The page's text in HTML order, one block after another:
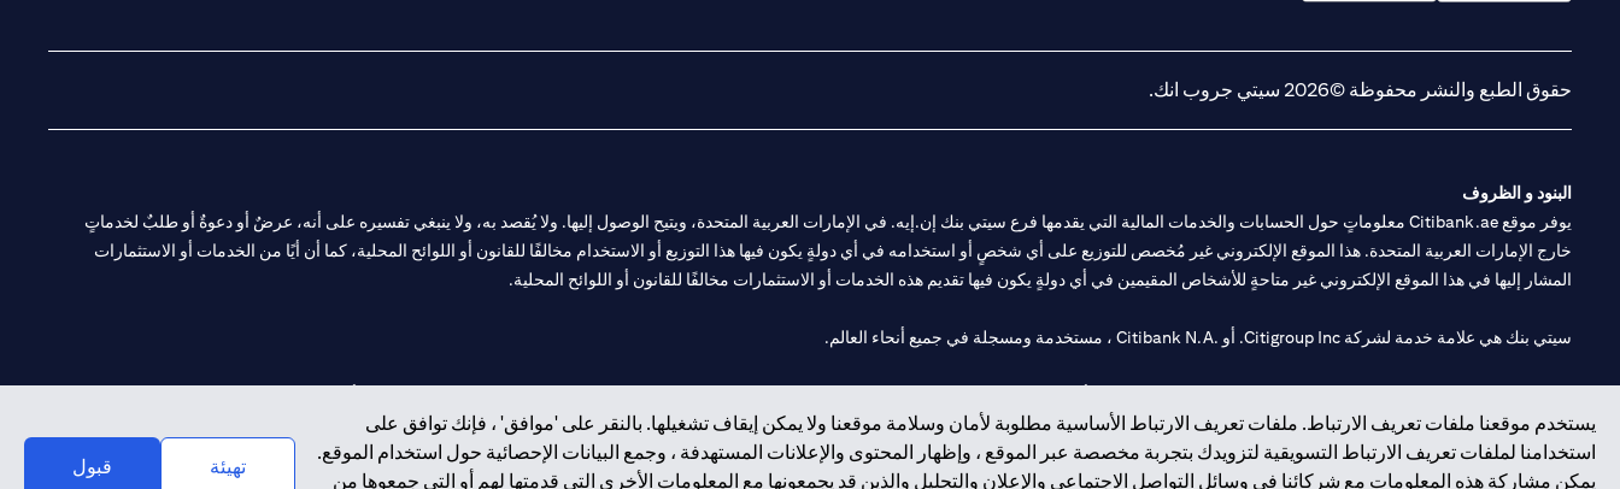
يستخدم موقعنا ملفات تعريف الارتباط. ملفات تعريف الارتباط الأساسية مطلوبة لأمان وسلامة موقعنا ولا يمكن إيقاف تشغيلها. بالنقر على 'موافق' ، فإنك توافق على
استخدامنا لملفات تعريف الارتباط التسويقية لتزويدك بتجربة مخصصة عبر الموقع ، وإظهار المحتوى والإعلانات المستهدفة ، وجمع البيانات الإحصائية حول استخدام الموقع.
يمكن مشاركة هذه المعلومات مع شركائنا في وسائل التواصل الاجتماعي والإعلان والتحليل والذين قد يجمعونها مع المعلومات الأخرى التي قدمتها لهم أو التي جمعوها من
تهيئة قبول
حقوق الطبع والنشر محفوظة ©2026 سيتي جروب انك.
البنود و الظروف
يوفر موقع Citibank.ae معلوماتٍ حول الحسابات والخدمات المالية التي يقدمها فرع سيتي بنك إن.إيه. في الإمارات العربية المتحدة، ويتيح الوصول إليها. ولا يُقصد به، ولا ينبغي تفسيره على أنه، عرضٌ أو دعوةٌ أو طلبٌ لخدماتٍ
خارج الإمارات العربية المتحدة. هذا الموقع الإلكتروني غير مُخصص للتوزيع على أي شخصٍ أو استخدامه في أي دولةٍ يكون فيها هذا التوزيع أو الاستخدام مخالفًا للقانون أو اللوائح المحلية، كما أن أيًا من الخدمات أو الاستثمارات
المشار إليها في هذا الموقع الإلكتروني غير متاحةٍ للأشخاص المقيمين في أي دولةٍ يكون فيها تقديم هذه الخدمات أو الاستثمارات مخالفًا للقانون أو اللوائح المحلية.
سيتي بنك هي علامة خدمة لشركة Citigroup Inc. أو .Citibank N.A ، مستخدمة ومسجلة في جميع أنحاء العالم.
فرع سيتي بنك إن إيه - الإمارات العربية المتحدة مرخص من مصرف الإمارات العربية المتحدة المركزي كفرع لبنك أجنبي.
وسيط تداول في الأسواق الدولية بموجب ترخيص رقم 20200000198 ج) إدارة المحافظ بموجب ترخيص رقم 20200000240 د) الحفظ بموجب ترخيص رقم 602003.